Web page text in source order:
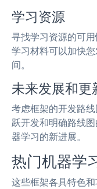
学习资源
寻找学习资源的可
学习材料可以加快
间。
未来发展和更
考虑框架的开发路
跃开发和明确路线
器学习的新进展。
热门机器学
这些框架各具特色